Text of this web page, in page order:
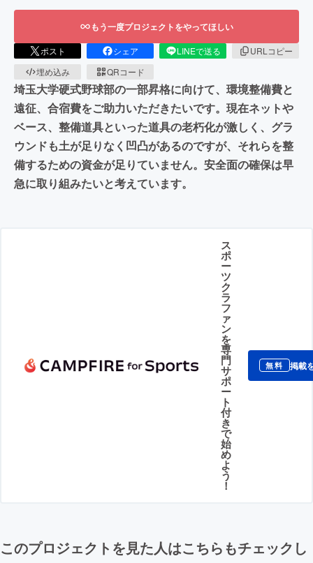
もう一度プロジェクトをやってほしい
ポスト シェア LINEで送る
URLコピー
埋め込み
QRコード
埼玉大学硬式野球部の一部昇格に向けて、環境整備費と
遠征、合宿費をご助力いただきたいです。現在ネットや
ベース、整備道具といった道具の老朽化が激しく、グラ
ウンドも土が足りなく凹凸があるのですが、それらを整
備するための資金が足りていません。安全面の確保は早
急に取り組みたいと考えています。
ス
ポ
ー
ツ
ク
ラ
フ
ァ
ン
を
専
門
サ
ポ
ー
ト
付
き
で
始
め
よ
う
！
無料 掲載
このプロジェクトを見た人はこちらもチェックし